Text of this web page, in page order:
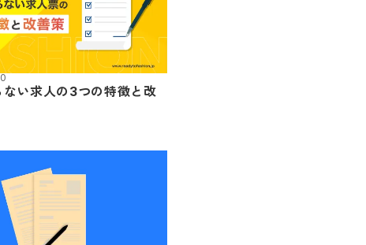
ない求人の3つの特徴と改